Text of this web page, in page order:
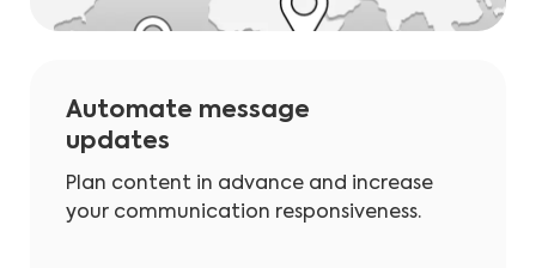
Automate message
updates
Plan content in advance and increase
your communication responsiveness.